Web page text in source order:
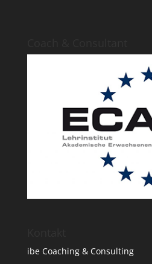
ibe Coaching & Consulting